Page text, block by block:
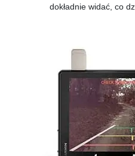
dokładnie widać, co